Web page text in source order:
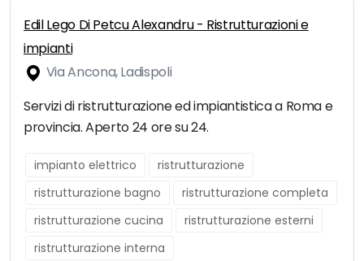
Edil Lego Di Petcu Alexandru - Ristrutturazioni e
impianti
Via Ancona, Ladispoli
Servizi di ristrutturazione ed impiantistica a Roma e
provincia. Aperto 24 ore su 24.
impianto elettrico
ristrutturazione
ristrutturazione bagno
ristrutturazione completa
ristrutturazione cucina
ristrutturazione esterni
ristrutturazione interna